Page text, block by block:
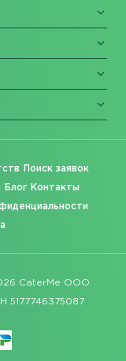
Поиск заявок
Блог Контакты
CaterMe ООО
5177746375087